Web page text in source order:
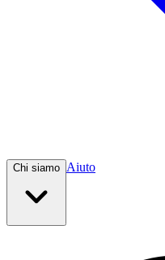
Chi siamo Aiuto